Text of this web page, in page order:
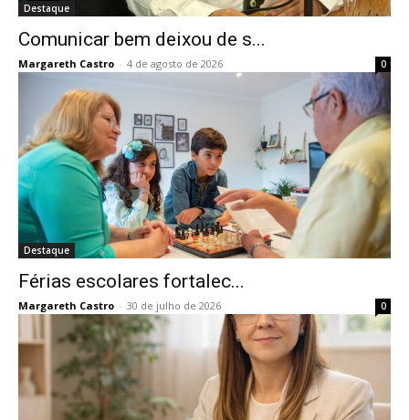
Destaque
Comunicar bem deixou de s...
Margareth Castro - 4 de agosto de 2026 0
Destaque
Férias escolares fortalec...
Margareth Castro - 30 de julho de 2026 0